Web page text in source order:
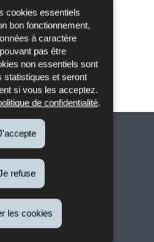
cookies essentiels
bon fonctionnement,
à caractère
pas être
non essentiels sont
statistiques et seront
si vous les acceptez.
de confidentialité.
refuse
les cookies